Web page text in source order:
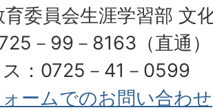
委員会生涯学習部 文
－99－8163（直通）
：0725－41－0599
ームでのお問い合わせ